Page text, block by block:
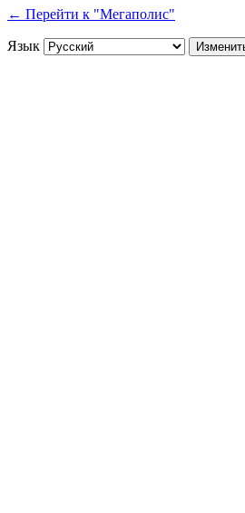
← Перейти к "Мегаполис"
Язык